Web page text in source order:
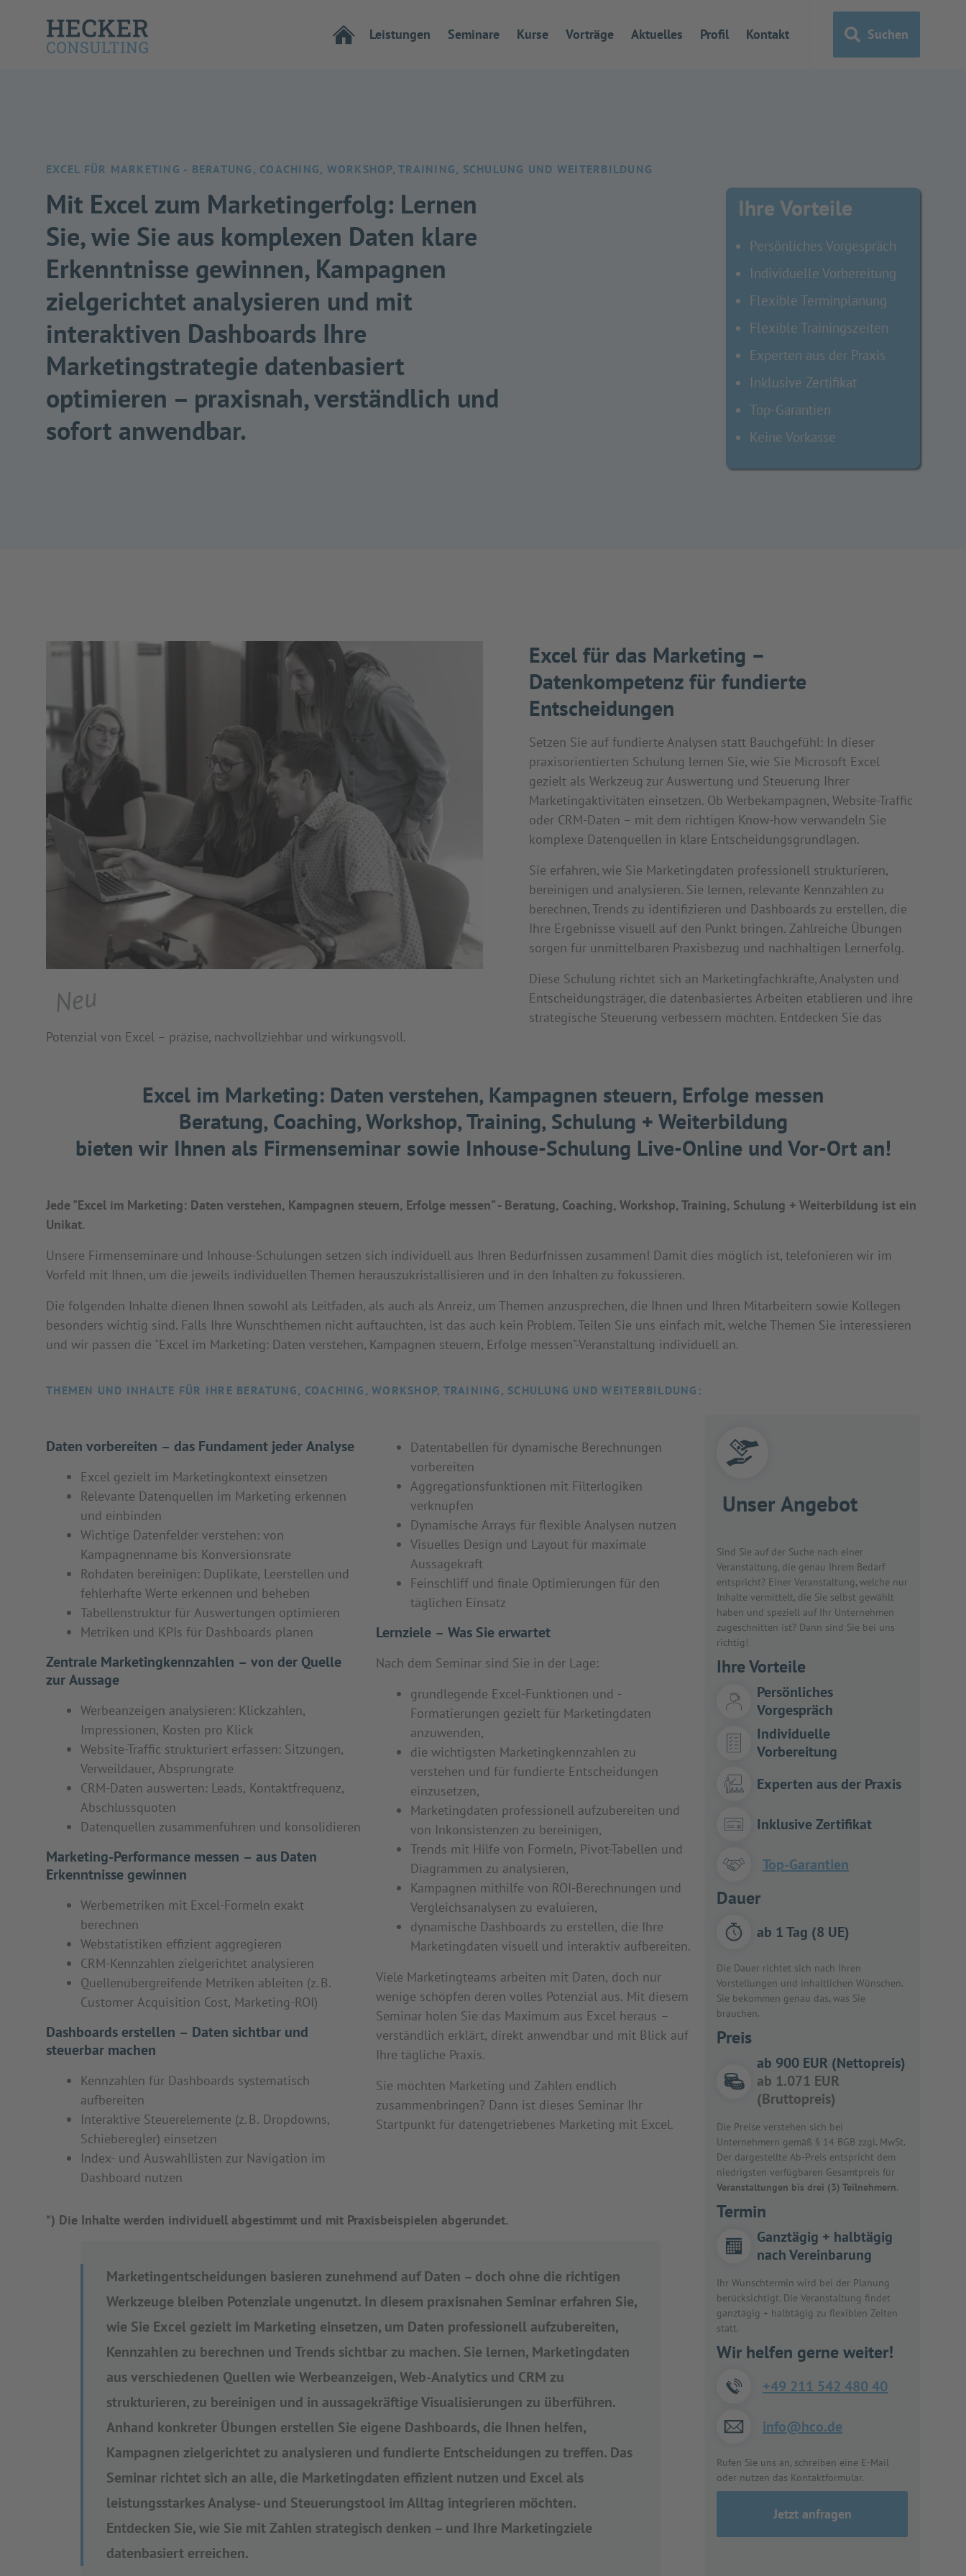
Leistungen Seminare Kurse Vorträge Aktuelles Profil Kontakt Suchen
EXCEL FÜR MARKETING - BERATUNG, COACHING, WORKSHOP, TRAINING, SCHULUNG UND WEITERBILDUNG
Mit Excel zum Marketingerfolg: Lernen
Sie, wie Sie aus komplexen Daten klare
Erkenntnisse gewinnen, Kampagnen
zielgerichtet analysieren und mit
interaktiven Dashboards Ihre
Marketingstrategie datenbasiert
optimieren – praxisnah, verständlich und
sofort anwendbar.
Ihre Vorteile
Persönliches Vorgespräch
Individuelle Vorbereitung
Flexible Terminplanung
Flexible Trainingszeiten
Experten aus der Praxis
Inklusive Zertifikat
Top-Garantien
Keine Vorkasse
Neu
Excel für das Marketing –
Datenkompetenz für fundierte
Entscheidungen
Setzen Sie auf fundierte Analysen statt Bauchgefühl: In dieser
praxisorientierten Schulung lernen Sie, wie Sie Microsoft Excel
gezielt als Werkzeug zur Auswertung und Steuerung Ihrer
Marketingaktivitäten einsetzen. Ob Werbekampagnen, Website-Traffic
oder CRM-Daten – mit dem richtigen Know-how verwandeln Sie
komplexe Datenquellen in klare Entscheidungsgrundlagen.
Sie erfahren, wie Sie Marketingdaten professionell strukturieren,
bereinigen und analysieren. Sie lernen, relevante Kennzahlen zu
berechnen, Trends zu identifizieren und Dashboards zu erstellen, die
Ihre Ergebnisse visuell auf den Punkt bringen. Zahlreiche Übungen
sorgen für unmittelbaren Praxisbezug und nachhaltigen Lernerfolg.
Diese Schulung richtet sich an Marketingfachkräfte, Analysten und
Entscheidungsträger, die datenbasiertes Arbeiten etablieren und ihre
strategische Steuerung verbessern möchten. Entdecken Sie das
Potenzial von Excel – präzise, nachvollziehbar und wirkungsvoll.
Excel im Marketing: Daten verstehen, Kampagnen steuern, Erfolge messen
Beratung, Coaching, Workshop, Training, Schulung + Weiterbildung
bieten wir Ihnen als Firmenseminar sowie Inhouse-Schulung Live-Online und Vor-Ort an!
Jede "Excel im Marketing: Daten verstehen, Kampagnen steuern, Erfolge messen" - Beratung, Coaching, Workshop, Training, Schulung + Weiterbildung ist ein
Unikat.
Unsere Firmenseminare und Inhouse-Schulungen setzen sich individuell aus Ihren Bedürfnissen zusammen! Damit dies möglich ist, telefonieren wir im
Vorfeld mit Ihnen, um die jeweils individuellen Themen herauszukristallisieren und in den Inhalten zu fokussieren.
Die folgenden Inhalte dienen Ihnen sowohl als Leitfaden, als auch als Anreiz, um Themen anzusprechen, die Ihnen und Ihren Mitarbeitern sowie Kollegen
besonders wichtig sind. Falls Ihre Wunschthemen nicht auftauchten, ist das auch kein Problem. Teilen Sie uns einfach mit, welche Themen Sie interessieren
und wir passen die "Excel im Marketing: Daten verstehen, Kampagnen steuern, Erfolge messen"-Veranstaltung individuell an.
THEMEN UND INHALTE FÜR IHRE BERATUNG, COACHING, WORKSHOP, TRAINING, SCHULUNG UND WEITERBILDUNG:
Daten vorbereiten – das Fundament jeder Analyse
Excel gezielt im Marketingkontext einsetzen
Relevante Datenquellen im Marketing erkennen
und einbinden
Wichtige Datenfelder verstehen: von
Kampagnenname bis Konversionsrate
Rohdaten bereinigen: Duplikate, Leerstellen und
fehlerhafte Werte erkennen und beheben
Tabellenstruktur für Auswertungen optimieren
Metriken und KPIs für Dashboards planen
Zentrale Marketingkennzahlen – von der Quelle
zur Aussage
Werbeanzeigen analysieren: Klickzahlen,
Impressionen, Kosten pro Klick
Website-Traffic strukturiert erfassen: Sitzungen,
Verweildauer, Absprungrate
CRM-Daten auswerten: Leads, Kontaktfrequenz,
Abschlussquoten
Datenquellen zusammenführen und konsolidieren
Marketing-Performance messen – aus Daten
Erkenntnisse gewinnen
Werbemetriken mit Excel-Formeln exakt
berechnen
Webstatistiken effizient aggregieren
CRM-Kennzahlen zielgerichtet analysieren
Quellenübergreifende Metriken ableiten (z. B.
Customer Acquisition Cost, Marketing-ROI)
Dashboards erstellen – Daten sichtbar und
steuerbar machen
Kennzahlen für Dashboards systematisch
aufbereiten
Interaktive Steuerelemente (z. B. Dropdowns,
Schieberegler) einsetzen
Index- und Auswahllisten zur Navigation im
Dashboard nutzen
Datentabellen für dynamische Berechnungen
vorbereiten
Aggregationsfunktionen mit Filterlogiken
verknüpfen
Dynamische Arrays für flexible Analysen nutzen
Visuelles Design und Layout für maximale
Aussagekraft
Feinschliff und finale Optimierungen für den
täglichen Einsatz
Lernziele – Was Sie erwartet
Nach dem Seminar sind Sie in der Lage:
grundlegende Excel-Funktionen und -
Formatierungen gezielt für Marketingdaten
anzuwenden,
die wichtigsten Marketingkennzahlen zu
verstehen und für fundierte Entscheidungen
einzusetzen,
Marketingdaten professionell aufzubereiten und
von Inkonsistenzen zu bereinigen,
Trends mit Hilfe von Formeln, Pivot-Tabellen und
Diagrammen zu analysieren,
Kampagnen mithilfe von ROI-Berechnungen und
Vergleichsanalysen zu evaluieren,
dynamische Dashboards zu erstellen, die Ihre
Marketingdaten visuell und interaktiv aufbereiten.
Viele Marketingteams arbeiten mit Daten, doch nur
wenige schöpfen deren volles Potenzial aus. Mit diesem
Seminar holen Sie das Maximum aus Excel heraus –
verständlich erklärt, direkt anwendbar und mit Blick auf
Ihre tägliche Praxis.
Sie möchten Marketing und Zahlen endlich
zusammenbringen? Dann ist dieses Seminar Ihr
Startpunkt für datengetriebenes Marketing mit Excel.
*) Die Inhalte werden individuell abgestimmt und mit Praxisbeispielen abgerundet.
Marketingentscheidungen basieren zunehmend auf Daten – doch ohne die richtigen
Werkzeuge bleiben Potenziale ungenutzt. In diesem praxisnahen Seminar erfahren Sie,
wie Sie Excel gezielt im Marketing einsetzen, um Daten professionell aufzubereiten,
Kennzahlen zu berechnen und Trends sichtbar zu machen. Sie lernen, Marketingdaten
aus verschiedenen Quellen wie Werbeanzeigen, Web-Analytics und CRM zu
strukturieren, zu bereinigen und in aussagekräftige Visualisierungen zu überführen.
Anhand konkreter Übungen erstellen Sie eigene Dashboards, die Ihnen helfen,
Kampagnen zielgerichtet zu analysieren und fundierte Entscheidungen zu treffen. Das
Seminar richtet sich an alle, die Marketingdaten effizient nutzen und Excel als
leistungsstarkes Analyse- und Steuerungstool im Alltag integrieren möchten.
Entdecken Sie, wie Sie mit Zahlen strategisch denken – und Ihre Marketingziele
datenbasiert erreichen.
Unser Angebot
Sind Sie auf der Suche nach einer
Veranstaltung, die genau Ihrem Bedarf
entspricht? Einer Veranstaltung, welche nur
Inhalte vermittelt, die Sie selbst gewählt
haben und speziell auf Ihr Unternehmen
zugeschnitten ist? Dann sind Sie bei uns
richtig!
Ihre Vorteile
Persönliches
Vorgespräch
Individuelle
Vorbereitung
Experten aus der Praxis
Inklusive Zertifikat
Top-Garantien
Dauer
ab 1 Tag (8 UE)
Die Dauer richtet sich nach Ihren
Vorstellungen und inhaltlichen Wünschen.
Sie bekommen genau das, was Sie
brauchen.
Preis
ab 900 EUR (Nettopreis)
ab 1.071 EUR
(Bruttopreis)
Die Preise verstehen sich bei
Unternehmern gemäß § 14 BGB zzgl. MwSt.
Der dargestellte Ab-Preis entspricht dem
niedrigsten verfügbaren Gesamtpreis für
Veranstaltungen bis drei (3) Teilnehmern.
Termin
Ganztägig + halbtägig
nach Vereinbarung
Ihr Wunschtermin wird bei der Planung
berücksichtigt. Die Veranstaltung findet
ganztägig + halbtägig zu flexiblen Zeiten
statt.
Wir helfen gerne weiter!
+49 211 542 480 40
info@hco.de
Rufen Sie uns an, schreiben eine E-Mail
oder nutzen das Kontaktformular.
Jetzt anfragen